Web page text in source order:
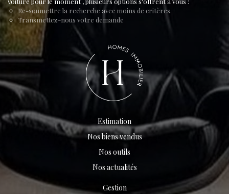
Re-soumettre la recherche avec moins de critères.
Transmettez-nous votre demande
Estimation
Nos biens vendus
Nos outils
Nos actualités
Gestion